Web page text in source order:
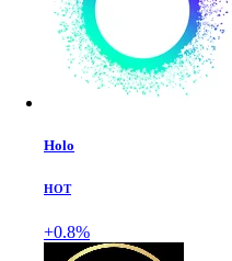
Holo
HOT
+0.8%